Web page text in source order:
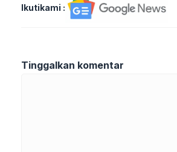
Ikutikami :
Tinggalkan komentar